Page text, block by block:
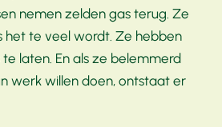
nemen zelden gas terug. Ze
het te veel wordt. Ze hebben
laten. En als ze belemmerd
werk willen doen, ontstaat er